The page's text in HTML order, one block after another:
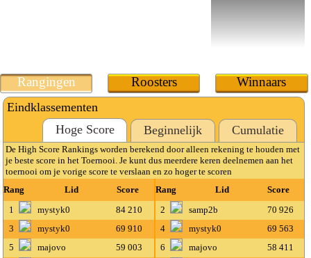
Rangingen Roosters Winnaars
Eindklassementen
Hoge Score
Beginnelijk Cumulatie
De High Score Rankings worden berekend door alleen rekening te houden met
je beste score in het Toernooi. Je kunt dus meerdere keren deelnemen aan het
toernooi om je vorige score te verslaan en zo hoger te scoren
Rang
Lid Score Rang Lid
Score
1
mystyk0 84 210 2 samp2b
70 926
3
mystyk0 69 910 4 mystyk0
69 563
5
majovo 59 003 6 majovo
58 411